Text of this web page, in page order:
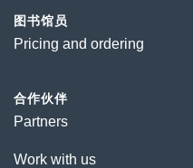
图书馆员
Pricing and ordering
合作伙伴
Partners
Work with us